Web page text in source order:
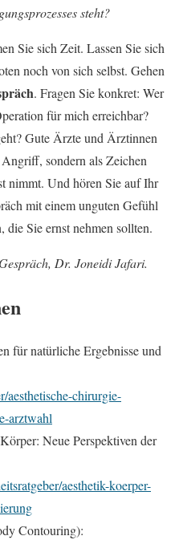
steht?
Sie sich Zeit. Lassen Sie sich
noch von sich selbst. Gehen
. Fragen Sie konkret: Wer
für mich erreichbar?
Gute Ärzte und Ärztinnen
sondern als Zeichen
nimmt. Und hören Sie auf Ihr
mit einem unguten Gefühl
die Sie ernst nehmen sollten.
Dr. Joneidi Jafari.
für natürliche Ergebnisse und
aesthetische-chirurgie-
arztwahl
Neue Perspektiven der
aesthetik-koerper-
Contouring):